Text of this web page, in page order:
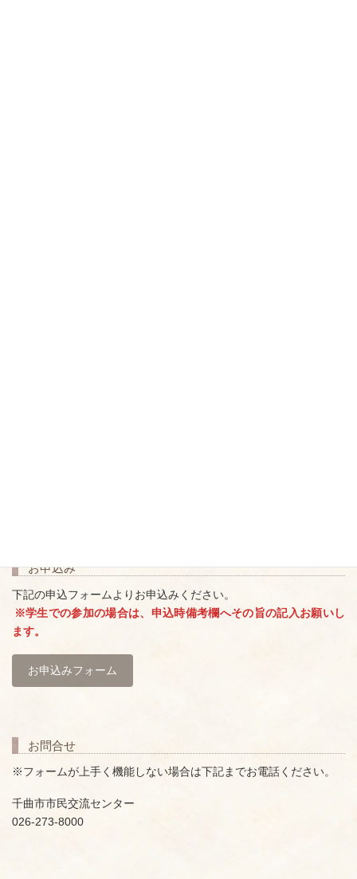
お申込み
下記の申込フォームよりお申込みください。
※学生での参加の場合は、申込時備考欄へその旨の記入お願いし
ます。
お申込みフォーム
お問合せ
※フォームが上手く機能しない場合は下記までお電話ください。
千曲市市民交流センター
026-273-8000